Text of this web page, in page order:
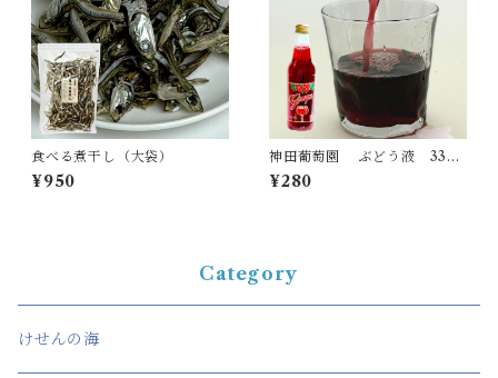
食べる煮干し（大袋）
¥950
神田葡萄園 ぶどう液 335
ｍｌ
¥280
Category
けせんの海